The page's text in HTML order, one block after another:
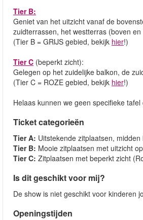
Tier B:
Geniet van het uitzicht vanaf de
zuidterrassen, het westterras (boven
(Tier B = GRIJS gebied, bekijk hier!)
Tier C (beperkt zicht):
Gelegen op het zuidelijke balkon, de
(Tier C = ROZE gebied, bekijk hier!)
Helaas kunnen we geen specifieke
Ticket categorieën
Tier A: Uitstekende zitplaatsen,
Tier B: Mooie zitplaatsen met uitzicht
Tier C: Zitplaatsen met beperkt zicht
Is dit geschikt voor mij?
De show is niet geschikt voor kinderen
Openingstijden